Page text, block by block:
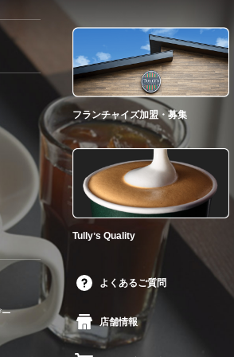
ー
フランチャイズ加盟・募集
Tullyʼs Quality
よくあるご質問
店舗情報